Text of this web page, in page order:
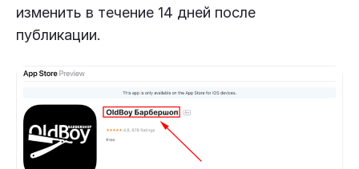
изменить в течение 14 дней после
публикации.